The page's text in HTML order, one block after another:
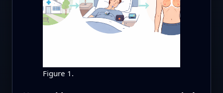
Figure 1.